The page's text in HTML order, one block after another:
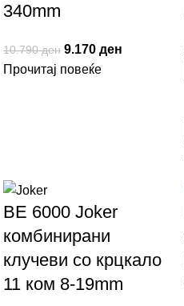
340mm
10.790ден 9.170 ден
Прочитај повеќе
ВЕ 6000 Joker
комбинирани
клучеви со крцкало
11 ком 8-19mm